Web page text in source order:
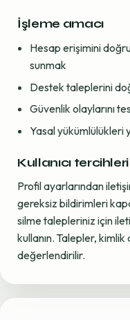
İşleme amacı
Hesap erişimini
sunmak
Destek taleplerini
Güvenlik olaylarını
Yasal yükümlülükleri
Kullanıcı tercihleri
Profil ayarlarından
gereksiz bildirimleri
silme talepleriniz için
kullanın. Talepler,
değerlendirilir.